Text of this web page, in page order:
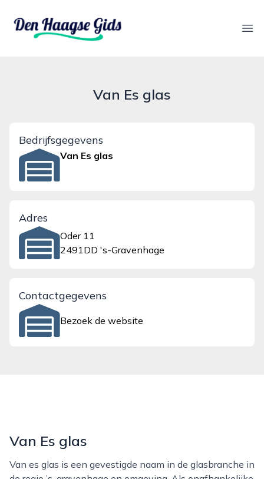
denhaagsegids.nl
Van Es glas
Bedrijfsgegevens
Van Es glas
Adres
Oder 11
2491DD 's-Gravenhage
Contactgegevens
Bezoek de website
Van Es glas
Van es glas is een gevestigde naam in de glasbranche in